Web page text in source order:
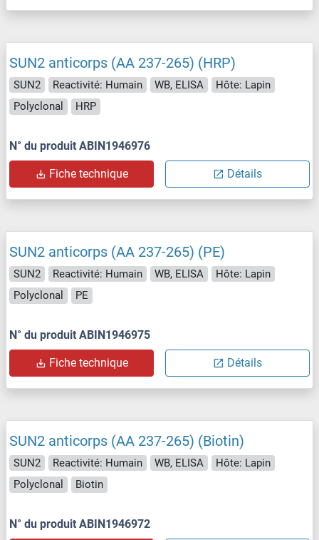
SUN2 anticorps (AA 237-265) (HRP)
SUN2 Reactivité: Humain WB, ELISA
Hôte: Lapin
Polyclonal
HRP
N° du produit ABIN1946976
Fiche technique Détails
SUN2 anticorps (AA 237-265) (PE)
SUN2 Reactivité: Humain WB, ELISA
Hôte: Lapin
Polyclonal
PE
N° du produit ABIN1946975
Fiche technique Détails
SUN2 anticorps (AA 237-265) (Biotin)
SUN2 Reactivité: Humain WB, ELISA
Hôte: Lapin
Polyclonal
Biotin
N° du produit ABIN1946972